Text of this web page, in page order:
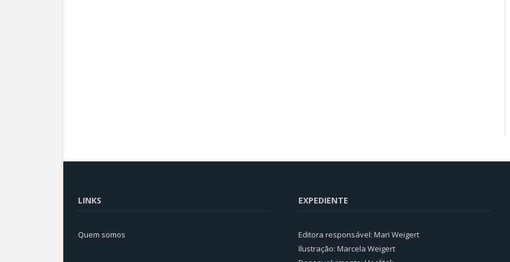
LINKS
Quem somos
EXPEDIENTE
Editora responsável: Mari Weigert
Ilustração: Marcela Weigert